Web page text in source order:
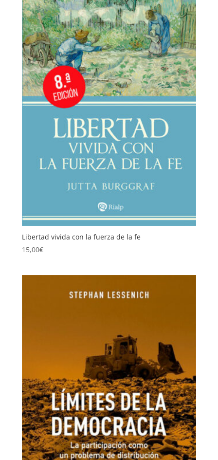
Libertad vivida con la fuerza de la fe
15,00€